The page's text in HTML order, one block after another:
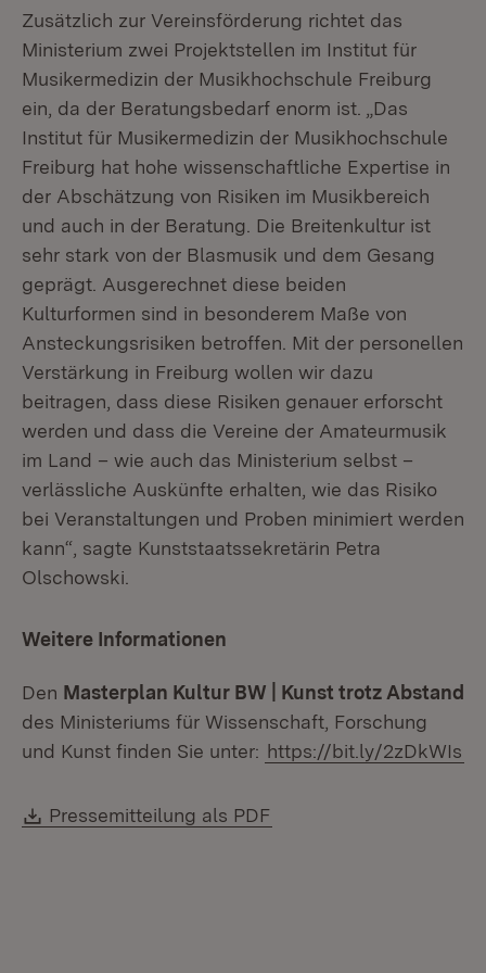
Zusätzlich zur Vereinsförderung richtet das
Ministerium zwei Projektstellen im Institut für
Musikermedizin der Musikhochschule Freiburg
ein, da der Beratungsbedarf enorm ist. „Das
Institut für Musikermedizin der Musikhochschule
Freiburg hat hohe wissenschaftliche Expertise in
der Abschätzung von Risiken im Musikbereich
und auch in der Beratung. Die Breitenkultur ist
sehr stark von der Blasmusik und dem Gesang
geprägt. Ausgerechnet diese beiden
Kulturformen sind in besonderem Maße von
Ansteckungsrisiken betroffen. Mit der personellen
Verstärkung in Freiburg wollen wir dazu
beitragen, dass diese Risiken genauer erforscht
werden und dass die Vereine der Amateurmusik
im Land – wie auch das Ministerium selbst –
verlässliche Auskünfte erhalten, wie das Risiko
bei Veranstaltungen und Proben minimiert werden
kann“, sagte Kunststaatssekretärin Petra
Olschowski.
Weitere Informationen
Den Masterplan Kultur BW | Kunst trotz Abstand
des Ministeriums für Wissenschaft, Forschung
und Kunst finden Sie unter: https://bit.ly/2zDkWIs
Download:
Pressemitteilung als PDF